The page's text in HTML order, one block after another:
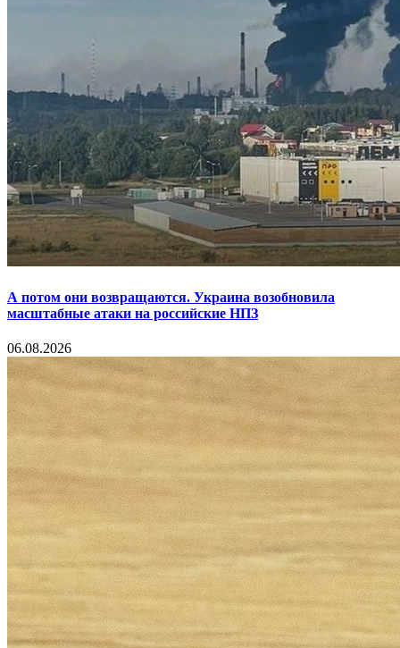
А потом они возвращаются. Украина возобновила
масштабные атаки на российские НПЗ
06.08.2026